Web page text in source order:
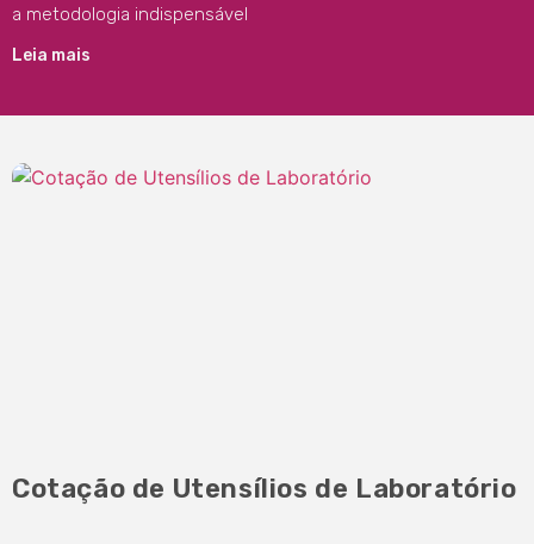
a metodologia indispensável
Leia mais
Cotação de Utensílios de Laboratório